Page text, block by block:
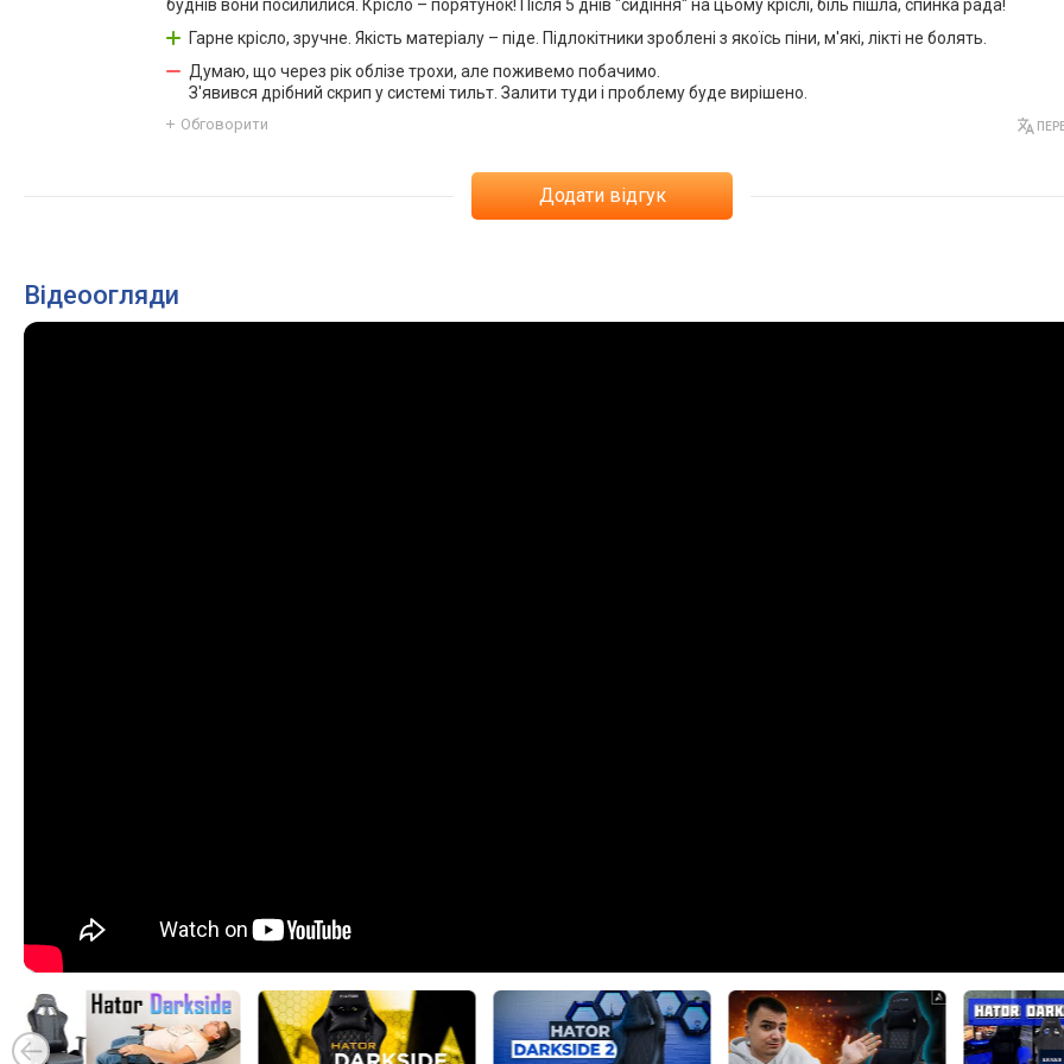
буднів вони посилилися. Крісло – порятунок! Після 5 днів "сидіння" на цьому кріслі, біль пішла, спинка рада!
Гарне крісло, зручне. Якість матеріалу – піде. Підлокітники зроблені з якоїсь піни, м'які, лікті не болять.
Думаю, що через рік облізе трохи, але поживемо побачимо.
З'явився дрібний скрип у системі тильт. Залити туди і проблему буде вирішено.
Обговорити
Додати відгук
Відеоогляди